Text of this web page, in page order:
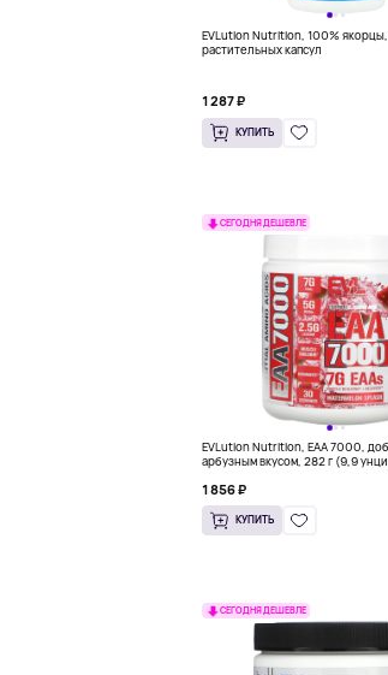
EVLution Nutrition, 100%
растительных капсул
1 287 ₽
КУПИТЬ
СЕГОДНЯ ДЕШЕВЛЕ
EVLution Nutrition, EAA 7000,
арбузным вкусом, 282 г (9,9
1 856 ₽
КУПИТЬ
СЕГОДНЯ ДЕШЕВЛЕ